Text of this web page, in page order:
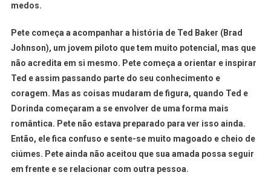
medos.
Pete começa a acompanhar a história de Ted Baker (Brad
Johnson), um jovem piloto que tem muito potencial, mas que
não acredita em si mesmo. Pete começa a orientar e inspirar
Ted e assim passando parte do seu conhecimento e
coragem. Mas as coisas mudaram de figura, quando Ted e
Dorinda começaram a se envolver de uma forma mais
romântica. Pete não estava preparado para ver isso ainda.
Então, ele fica confuso e sente-se muito magoado e cheio de
ciúmes. Pete ainda não aceitou que sua amada possa seguir
em frente e se relacionar com outra pessoa.